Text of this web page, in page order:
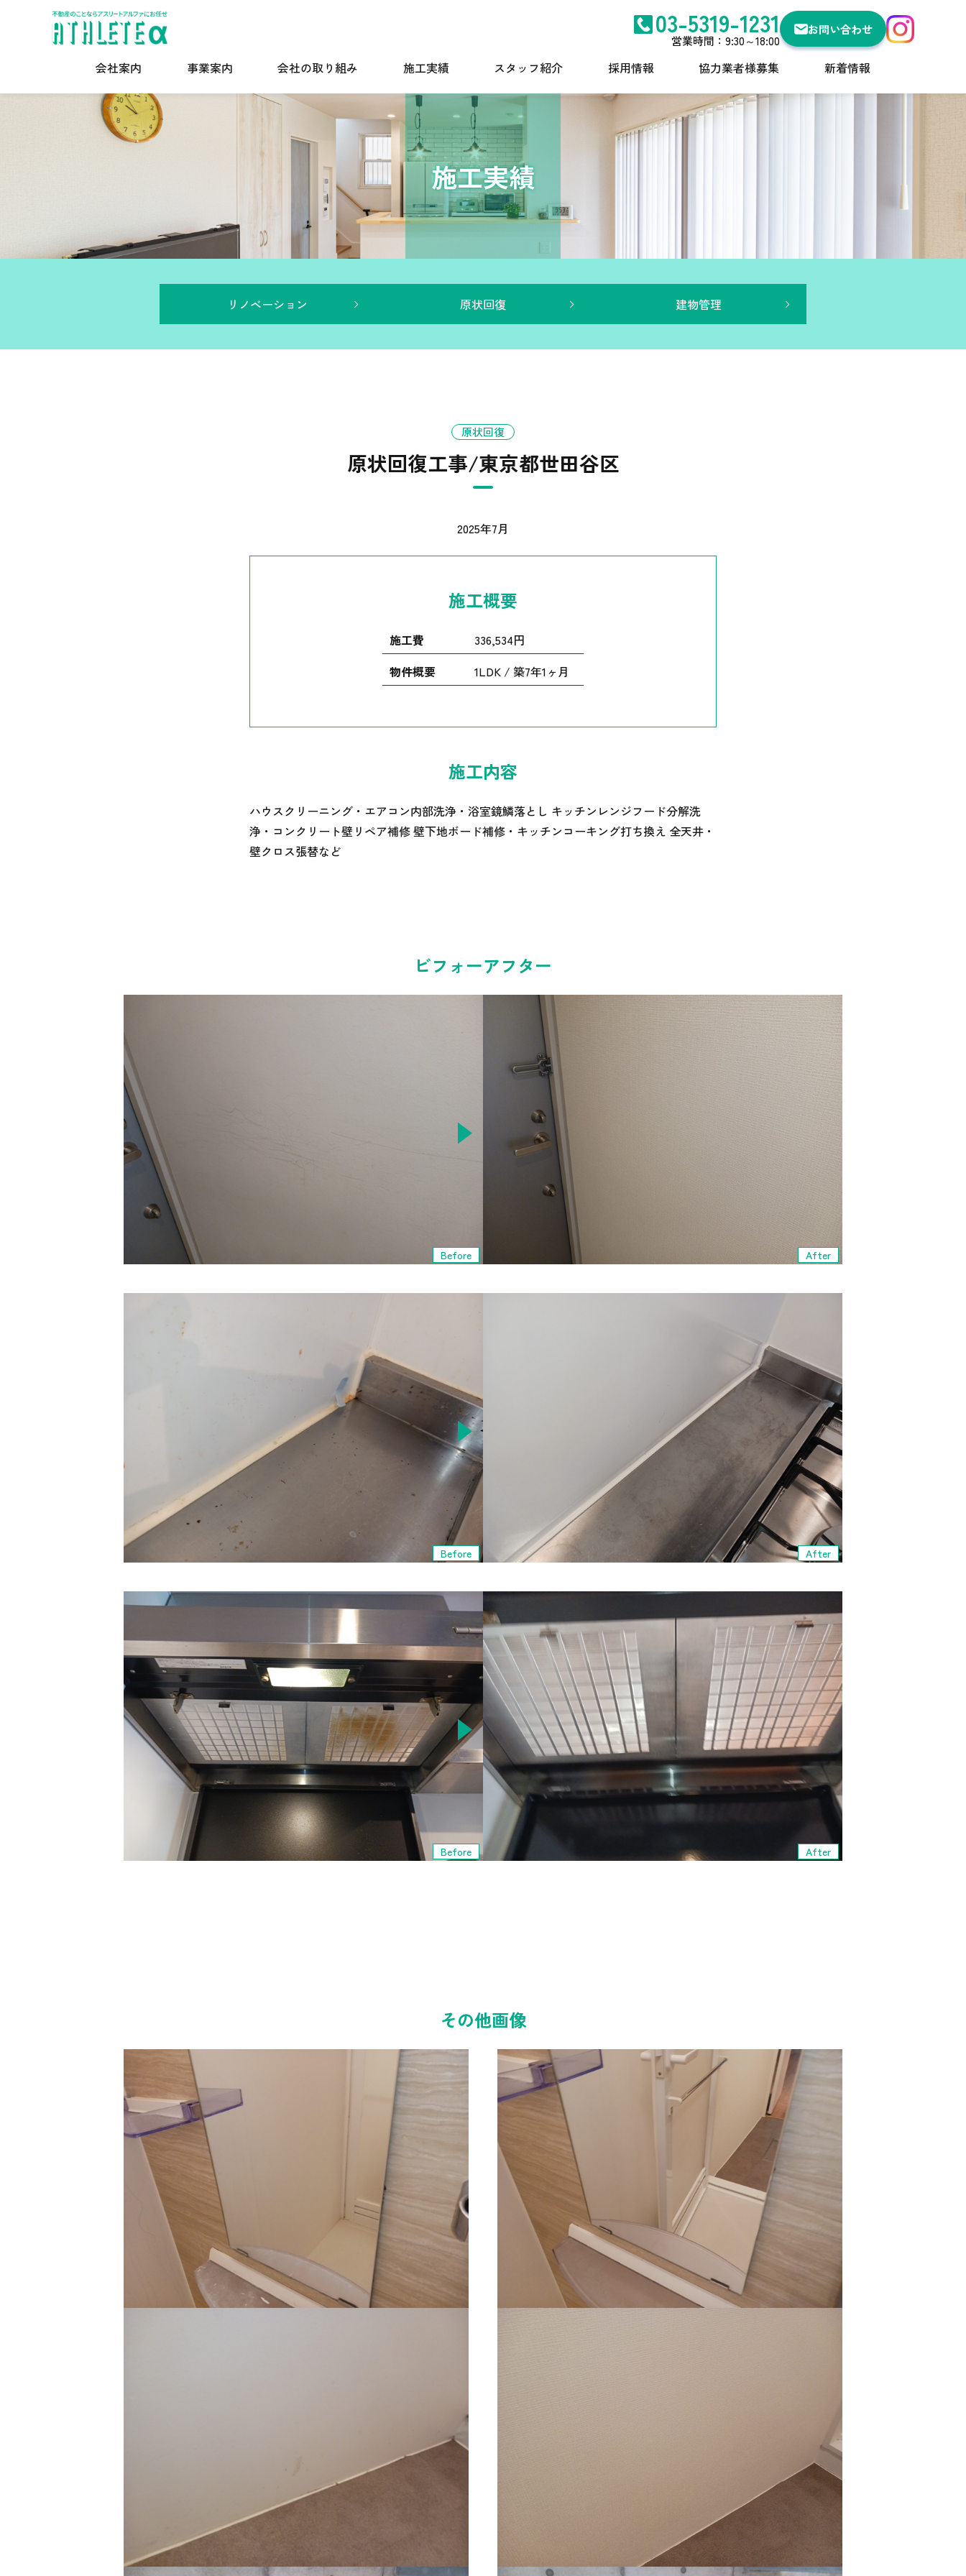
会社案内 事業案内 会社の取り組み 施工実績 スタッフ紹介 採用情報 協力業者様募集 新着情報
03-5319-1231
営業時間：9:30～18:00
お問い合わせ
施工実績
リノベーション 原状回復 建物管理
原状回復
原状回復工事/東京都世田谷区
2025年7月
施工概要
施工費
336,534円
物件概要
1LDK / 築7年1ヶ月
施工内容
ハウスクリーニング・エアコン内部洗浄・浴室鏡鱗落とし キッチンレンジフード分解洗
浄・コンクリート壁リペア補修 壁下地ボード補修・キッチンコーキング打ち換え 全天井・
壁クロス張替など
ビフォーアフター
Before After
Before After
Before After
その他画像